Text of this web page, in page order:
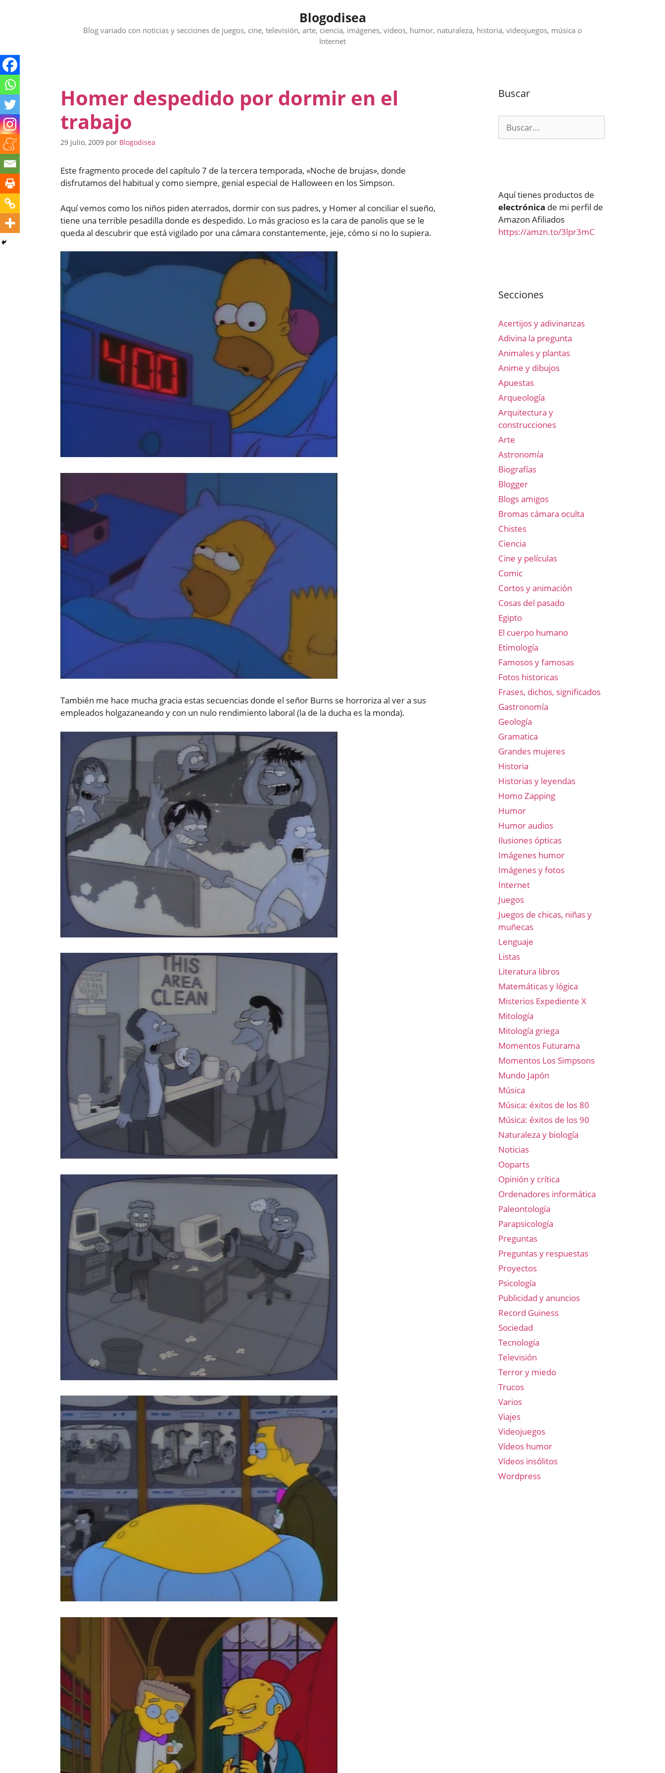
Blogodisea
Blog variado con noticias y secciones de juegos, cine, televisión, arte, ciencia, imágenes, videos, humor, naturaleza, historia, videojuegos, música o
Internet
Homer despedido por dormir en el
trabajo
29 julio, 2009 por Blogodisea
Este fragmento procede del capítulo 7 de la tercera temporada, «Noche de brujas», donde
disfrutamos del habitual y como siempre, genial especial de Halloween en los Simpson.
Aquí vemos como los niños piden aterrados, dormir con sus padres, y Homer al conciliar el sueño,
tiene una terrible pesadilla donde es despedido. Lo más gracioso es la cara de panolis que se le
queda al descubrir que está vigilado por una cámara constantemente, jeje, cómo si no lo supiera.
También me hace mucha gracia estas secuencias donde el señor Burns se horroriza al ver a sus
empleados holgazaneando y con un nulo rendimiento laboral (la de la ducha es la monda).
Buscar
Aquí tienes productos de
electrónica de mi perfil de
Amazon Afiliados
https://amzn.to/3lpr3mC
Secciones
Acertijos y adivinanzas
Adivina la pregunta
Animales y plantas
Anime y dibujos
Apuestas
Arqueología
Arquitectura y
construcciones
Arte
Astronomía
Biografías
Blogger
Blogs amigos
Bromas cámara oculta
Chistes
Ciencia
Cine y películas
Comic
Cortos y animación
Cosas del pasado
Egipto
El cuerpo humano
Etimología
Famosos y famosas
Fotos historicas
Frases, dichos, significados
Gastronomía
Geología
Gramatica
Grandes mujeres
Historia
Historias y leyendas
Homo Zapping
Humor
Humor audios
Ilusiones ópticas
Imágenes humor
Imágenes y fotos
Internet
Juegos
Juegos de chicas, niñas y
muñecas
Lenguaje
Listas
Literatura libros
Matemáticas y lógica
Misterios Expediente X
Mitología
Mitología griega
Momentos Futurama
Momentos Los Simpsons
Mundo Japón
Música
Música: éxitos de los 80
Música: éxitos de los 90
Naturaleza y biología
Noticias
Ooparts
Opinión y crítica
Ordenadores informática
Paleontología
Parapsicología
Preguntas
Preguntas y respuestas
Proyectos
Psicología
Publicidad y anuncios
Record Guiness
Sociedad
Tecnología
Televisión
Terror y miedo
Trucos
Varios
Viajes
Videojuegos
Vídeos humor
Vídeos insólitos
Wordpress